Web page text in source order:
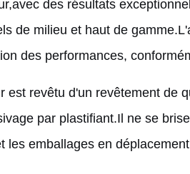
des résultats
de milieu et haut de
des performances,
est revêtu d'un revêtement de
par plastifiant.Il ne se
les emballages en